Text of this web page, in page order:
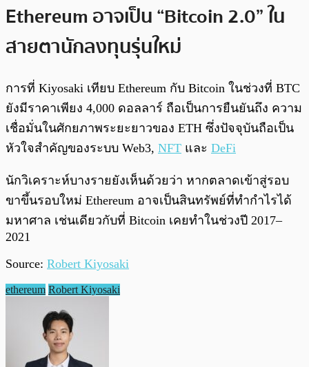
Ethereum อาจเป็น “Bitcoin 2.0” ใน
สายตานักลงทุนรุ่นใหม่
การที่ Kiyosaki เทียบ Ethereum กับ Bitcoin ในช่วงที่ BTC
ยังมีราคาเพียง 4,000 ดอลลาร์ ถือเป็นการยืนยันถึง ความ
เชื่อมั่นในศักยภาพระยะยาวของ ETH ซึ่งปัจจุบันถือเป็น
หัวใจสำคัญของระบบ Web3, NFT และ DeFi
นักวิเคราะห์บางรายยังเห็นด้วยว่า หากตลาดเข้าสู่รอบ
ขาขึ้นรอบใหม่ Ethereum อาจเป็นสินทรัพย์ที่ทำกำไรได้
มหาศาล เช่นเดียวกับที่ Bitcoin เคยทำในช่วงปี 2017–
2021
Source: Robert Kiyosaki
ethereum Robert Kiyosaki